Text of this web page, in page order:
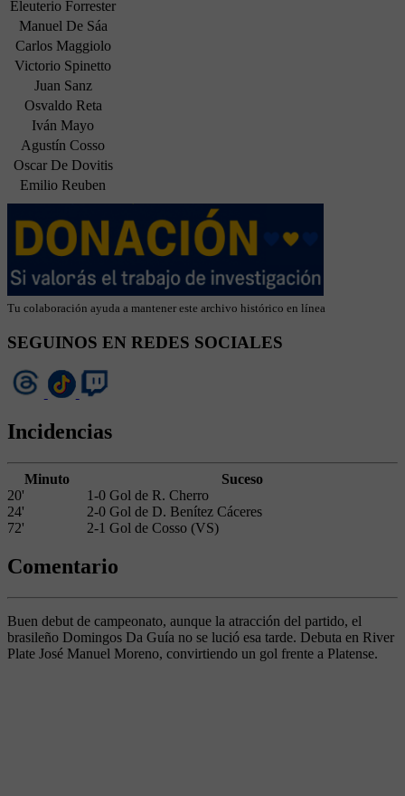
Eleuterio Forrester
Manuel De Sáa
Carlos Maggiolo
Victorio Spinetto
Juan Sanz
Osvaldo Reta
Iván Mayo
Agustín Cosso
Oscar De Dovitis
Emilio Reuben
Tu colaboración ayuda a mantener este archivo histórico en línea
SEGUINOS EN REDES SOCIALES
Incidencias
Minuto
Suceso
20'
1-0 Gol de R. Cherro
24'
2-0 Gol de D. Benítez Cáceres
72'
2-1 Gol de Cosso (VS)
Comentario
Buen debut de campeonato, aunque la atracción del partido, el
brasileño Domingos Da Guía no se lució esa tarde. Debuta en River
Plate José Manuel Moreno, convirtiendo un gol frente a Platense.